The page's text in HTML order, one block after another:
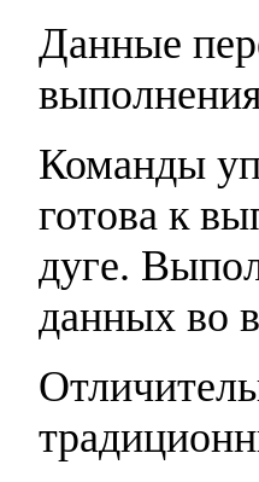
Данные
Команды
готова к
дуге.
данных во